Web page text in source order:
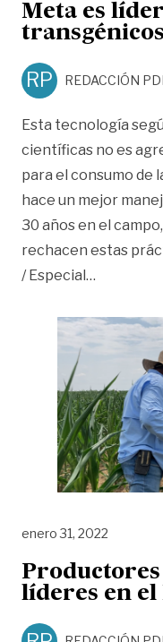
Meta es
transgénicos
RP REDACCIÓN
Esta tecnología
científicas no es
para el consumo de
hace un mejor
30 años en el
rechacen estas
/ Especial…
enero 31, 2022
líderes en el